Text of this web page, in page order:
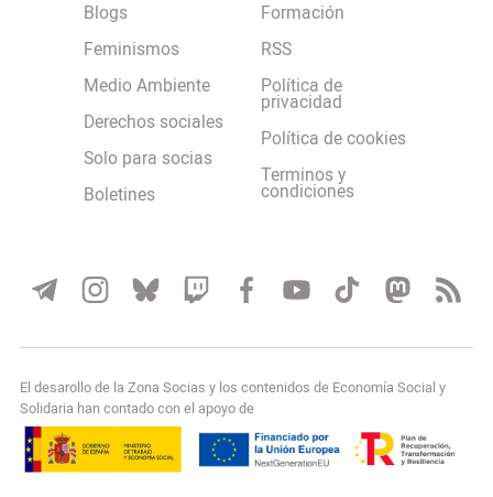
Blogs
Feminismos
Medio Ambiente
Derechos sociales
Solo para socias
Boletines
Formación
RSS
Política de
privacidad
Política de cookies
Terminos y
condiciones
El desarollo de la Zona Socias y los contenidos de Economía Social y
Solidaria han contado con el apoyo de